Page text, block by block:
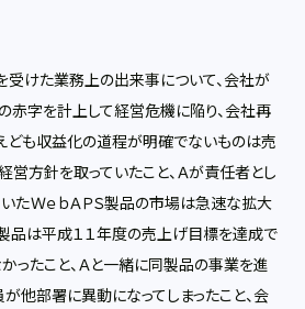
受けた業務上の出来事について、会社が
赤字を計上して経営危機に陥り、会社再
ども収益化の道程が明確でないものは売
営方針を取っていたこと、Ａが責任者とし
たＷｅｂＡＰＳ製品の市場は急速な拡大
品は平成１１年度の売上げ目標を達成で
ったこと、Ａと一緒に同製品の事業を進
他部署に異動になってしまったこと、会